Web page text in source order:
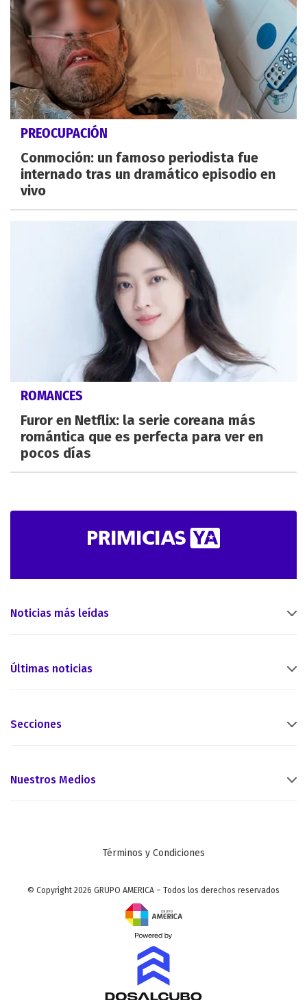
PREOCUPACIÓN
Conmoción: un famoso periodista fue
internado tras un dramático episodio en
vivo
ROMANCES
Furor en Netflix: la serie coreana más
romántica que es perfecta para ver en
pocos días
Noticias más leídas
Últimas noticias
Secciones
Nuestros Medios
Términos y Condiciones
© Copyright 2026 GRUPO AMERICA – Todos los derechos reservados